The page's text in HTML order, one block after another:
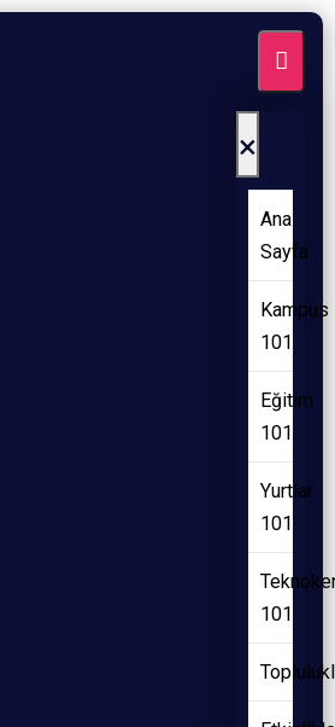
×
Ana
Sayfa
Kampüs
101
Eğitim
101
Yurtlar
101
101